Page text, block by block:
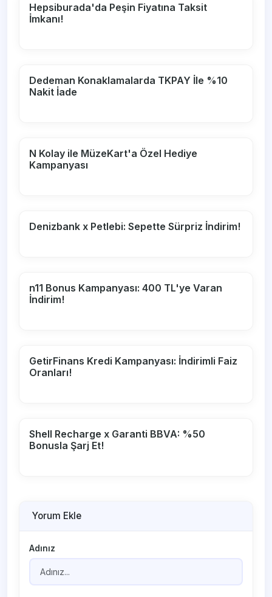
Hepsiburada'da Peşin Fiyatına Taksit
İmkanı!
Dedeman Konaklamalarda TKPAY İle %10
Nakit İade
N Kolay ile MüzeKart'a Özel Hediye
Kampanyası
Denizbank x Petlebi: Sepette Sürpriz İndirim!
n11 Bonus Kampanyası: 400 TL'ye Varan
İndirim!
GetirFinans Kredi Kampanyası: İndirimli Faiz
Oranları!
Shell Recharge x Garanti BBVA: %50
Bonusla Şarj Et!
Yorum Ekle
Adınız